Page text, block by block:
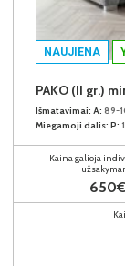
NAUJIENA
PAKO (II gr.)
Išmatavimai: A: 89-
Miegamoji dalis: P:
Kaina galioja
650€